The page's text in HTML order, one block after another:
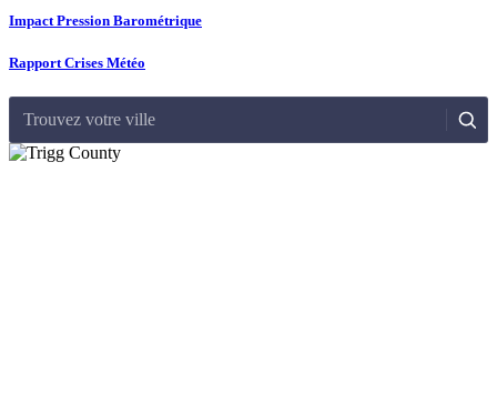
Impact Pression Barométrique
Rapport Crises Météo
Trouvez votre ville